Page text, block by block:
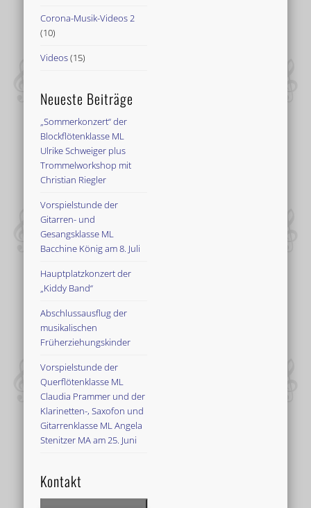
Corona-Musik-Videos 2
(10)
Videos(15)
Neueste Beiträge
„Sommerkonzert“ der
Blockflötenklasse ML
Ulrike Schweiger plus
Trommelworkshop mit
Christian Riegler
Vorspielstunde der
Gitarren- und
Gesangsklasse ML
Bacchine König am 8. Juli
Hauptplatzkonzert der
„Kiddy Band“
Abschlussausflug der
musikalischen
Früherziehungskinder
Vorspielstunde der
Querflötenklasse ML
Claudia Prammer und der
Klarinetten-, Saxofon und
Gitarrenklasse ML Angela
Stenitzer MA am 25. Juni
Kontakt